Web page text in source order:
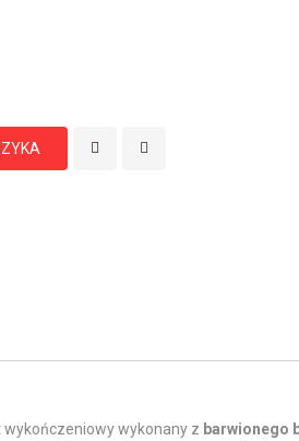
wykonany z barwionego